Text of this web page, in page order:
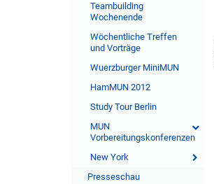
Teambuilding
Wochenende
Wöchentliche Treffen
und Vorträge
Wuerzburger MiniMUN
HamMUN 2012
Study Tour Berlin
MUN
Vorbereitungskonferenzen
New York
Presseschau